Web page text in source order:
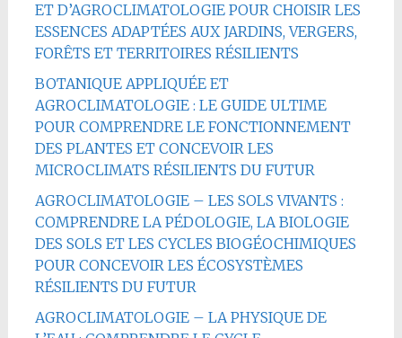
ET D’AGROCLIMATOLOGIE POUR CHOISIR LES
ESSENCES ADAPTÉES AUX JARDINS, VERGERS,
FORÊTS ET TERRITOIRES RÉSILIENTS
BOTANIQUE APPLIQUÉE ET
AGROCLIMATOLOGIE : LE GUIDE ULTIME
POUR COMPRENDRE LE FONCTIONNEMENT
DES PLANTES ET CONCEVOIR LES
MICROCLIMATS RÉSILIENTS DU FUTUR
AGROCLIMATOLOGIE – LES SOLS VIVANTS :
COMPRENDRE LA PÉDOLOGIE, LA BIOLOGIE
DES SOLS ET LES CYCLES BIOGÉOCHIMIQUES
POUR CONCEVOIR LES ÉCOSYSTÈMES
RÉSILIENTS DU FUTUR
AGROCLIMATOLOGIE – LA PHYSIQUE DE